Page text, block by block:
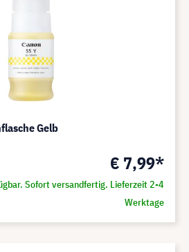
Gelb
€ 7,99*
Sofort versandfertig. Lieferzeit 2-4
Werktage